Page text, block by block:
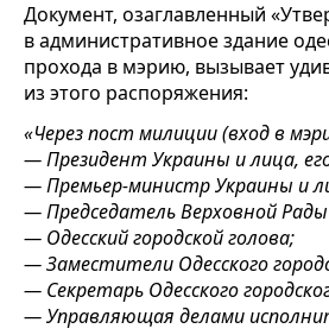
Документ, озаглавленный
в административное здание
прохода в мэрию, вызывает
из этого распоряжения:
«Через пост милиции (вход в
— Президент Украины и лица,
— Премьер-министр Украины и
— Председатель Верховной
— Одесский городской голова;
— Заместители Одесского
— Секретарь Одесского
— Управляющая делами